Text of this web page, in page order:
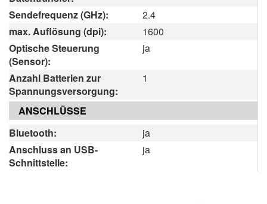
Sendefrequenz (GHz):
2.4
max. Auflösung (dpi):
1600
Optische Steuerung
(Sensor):
ja
Anzahl Batterien zur
Spannungsversorgung:
1
ANSCHLÜSSE
Bluetooth:
ja
Anschluss an USB-
Schnittstelle:
ja